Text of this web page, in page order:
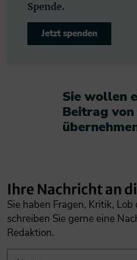
Spende.
Jetzt spenden
Sie wollen
Beitrag von
Ihre Nachricht an
Sie haben Fragen, Kritik,
schreiben Sie gerne eine
Redaktion.